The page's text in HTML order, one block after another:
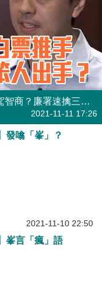
【短片】【有聲專欄】原姿晴:政治凌駕智商？廉署速擒三名白票推手、許智峯支持者笨人出手？
2021-11-11 17:26
發噏「峯」？
2021-11-10 22:50
峯言「瘋」語